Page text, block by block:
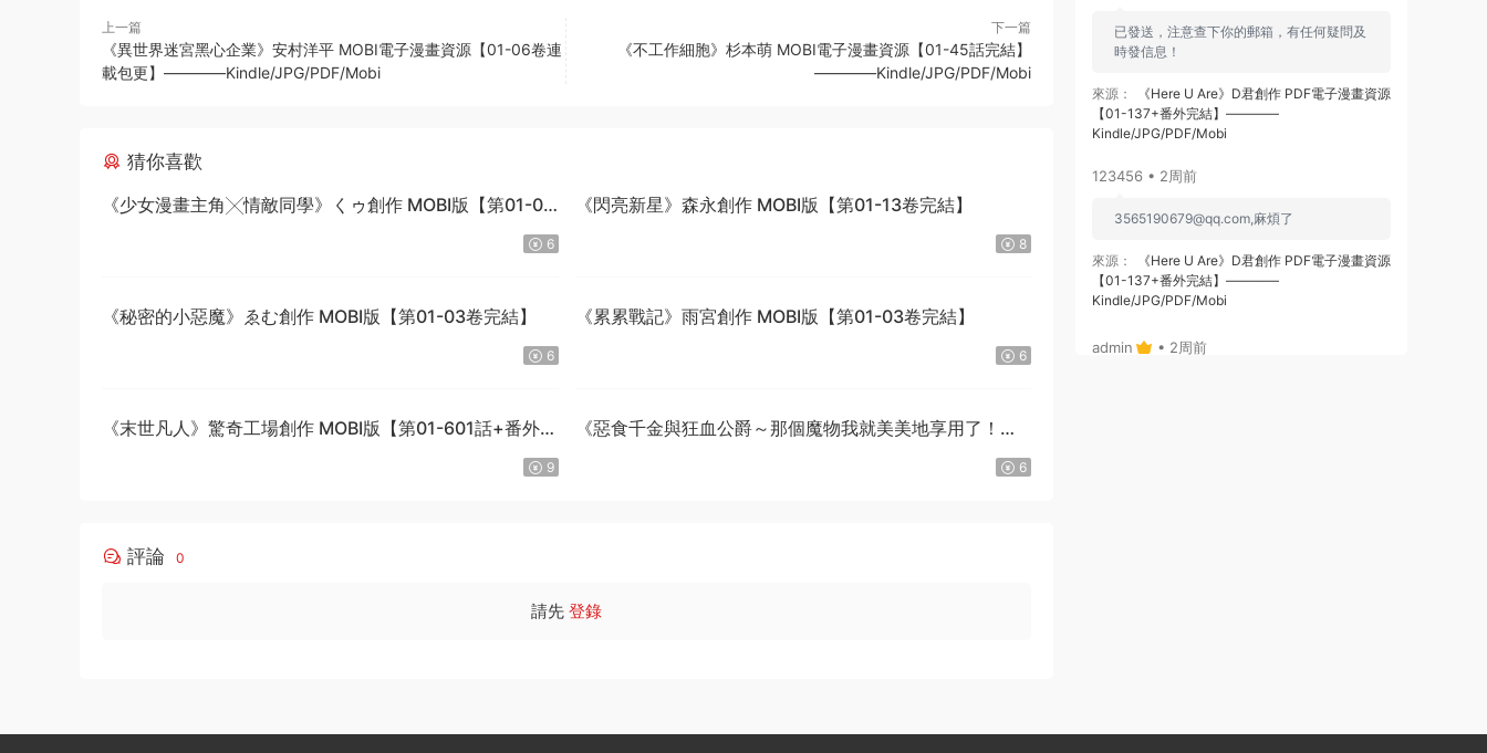
上一篇
《異世界迷宮黑心企業》安村洋平 MOBI電子漫畫資源【01-06卷連
載包更】————Kindle/JPG/PDF/Mobi
下一篇
《不工作細胞》杉本萌 MOBI電子漫畫資源【01-45話完結】
————Kindle/JPG/PDF/Mobi
猜你喜歡
《少女漫畫主角╳情敵同學》くゥ創作 MOBI版【第01-04
6
《閃亮新星》森永創作 MOBI版【第01-13卷完結】
8
《秘密的小惡魔》ゑむ創作 MOBI版【第01-03卷完結】
6
《累累戰記》雨宮創作 MOBI版【第01-03卷完結】
6
《末世凡人》驚奇工場創作 MOBI版【第01-601話+番外完
9
《惡食千金與狂血公爵～那個魔物我就美美地享用了！》
6
評論 0
請先 登錄
已發送，注意查下你的郵箱，有任何疑問及
時發信息！
來源：
《Here U Are》D君創作 PDF電子漫畫資源
【01-137+番外完結】————
Kindle/JPG/PDF/Mobi
123456 • 2周前
3565190679@qq.com,麻煩了
來源：
《Here U Are》D君創作 PDF電子漫畫資源
【01-137+番外完結】————
Kindle/JPG/PDF/Mobi
admin • 2周前